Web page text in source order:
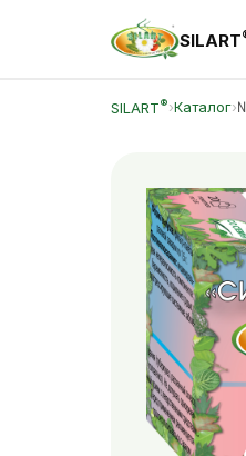
SILART
SILART®›Каталог›